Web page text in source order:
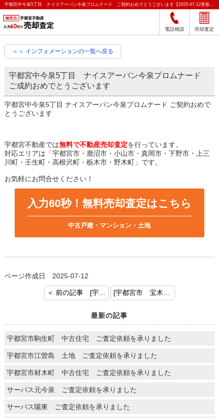
宇都宮中今泉5丁目 ナイスアーバン今泉プロムナード ご契約おめでとうございます【2025-07-12更新】お知らせ｜宇都宮市の不動産をクイック売却査定｜宇都宮不動産
電話相談 売却査定
＜＜ インフォメーションの一覧へ戻る
宇都宮中今泉5丁目 ナイスアーバン今泉プロムナード
ご成約おめでとうございます
宇都宮中今泉5丁目 ナイスアーバン今泉プロムナード ご契約おめで
とうございます
宇都宮不動産では無料で不動産売却査定を行っています。
対応エリアは「宇都宮市・鹿沼市・小山市・真岡市・下野市・上三
川町・壬生町・高根沢町・栃木市・野木町」です。
お気軽にお問合せください！
入力60秒！無料売却査定はこちら
中古戸建・マンション・土地
ページ作成日 2025-07-12
＜ 前の記事 [宇都宮市砥上町 中古住宅 ご契約おめでとうございます]
最新の記事
宇都宮市駒生町 中古住宅 ご査定依頼を承りました
宇都宮市江曽島 土地 ご査定依頼を承りました
宇都宮市材木町 中古住宅 ご査定依頼を承りました
サーパス元今泉 ご査定依頼を承りました
サーパス陽東 ご査定依頼を承りました